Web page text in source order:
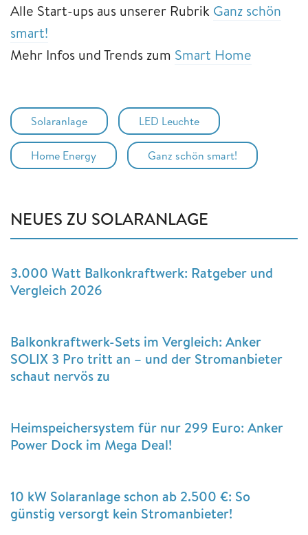
Alle Start-ups aus unserer Rubrik Ganz schön
smart!
Mehr Infos und Trends zum Smart Home
Solaranlage LED Leuchte
Home Energy Ganz schön smart!
NEUES ZU SOLARANLAGE
3.000 Watt Balkonkraftwerk: Ratgeber und
Vergleich 2026
Balkonkraftwerk-Sets im Vergleich: Anker
SOLIX 3 Pro tritt an – und der Stromanbieter
schaut nervös zu
Heimspeichersystem für nur 299 Euro: Anker
Power Dock im Mega Deal!
10 kW Solaranlage schon ab 2.500 €: So
günstig versorgt kein Stromanbieter!